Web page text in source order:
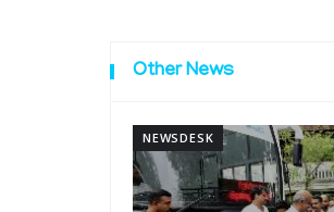
Other News
NEWSDESK